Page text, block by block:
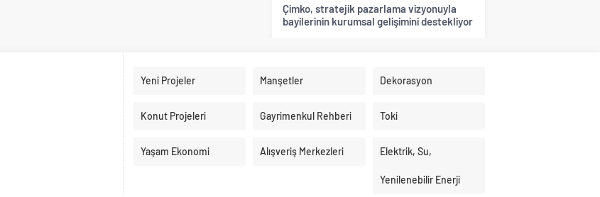
Çimko, stratejik pazarlama vizyonuyla
bayilerinin kurumsal gelişimini destekliyor
Yeni Projeler Manşetler Dekorasyon
Konut Projeleri Gayrimenkul Rehberi Toki
Yaşam Ekonomi Alışveriş Merkezleri Elektrik, Su,
Yenilenebilir Enerji